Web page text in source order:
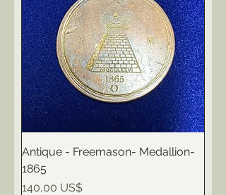
Antique - Freemason- Medallion-
1865
Pris
140,00 US$